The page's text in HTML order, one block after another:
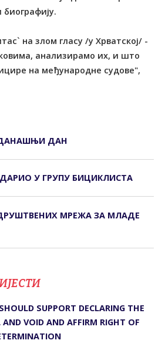
на злом гласу /у Хрватској/ -
анализирамо их, и што
на међународне судове",
ДАН
У ГРУПУ БИЦИКЛИСТА
МРЕЖА ЗА МЛАДЕ
SUPPORT DECLARING THE
VOID AND AFFIRM RIGHT OF